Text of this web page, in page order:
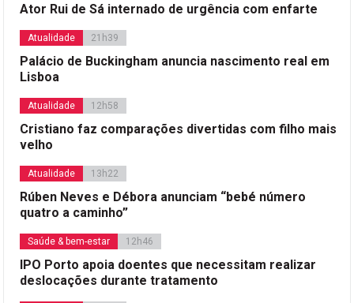
Ator Rui de Sá internado de urgência com enfarte
Atualidade 21h39
Palácio de Buckingham anuncia nascimento real em
Lisboa
Atualidade 12h58
Cristiano faz comparações divertidas com filho mais
velho
Atualidade 13h22
Rúben Neves e Débora anunciam “bebé número
quatro a caminho”
Saúde & bem-estar 12h46
IPO Porto apoia doentes que necessitam realizar
deslocações durante tratamento